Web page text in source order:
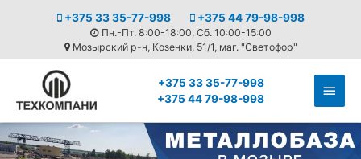
+375 33 35-77-998 +375 44 79-98-998
Пн.-Пт. 8:00-18:00, Сб. 10:00-15:00
Мозырский р-н, Козенки, 51/1, маг. "Светофор"
+375 33 35-77-998
+375 44 79-98-998